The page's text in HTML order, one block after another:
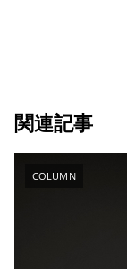
関連記事
COLUMN